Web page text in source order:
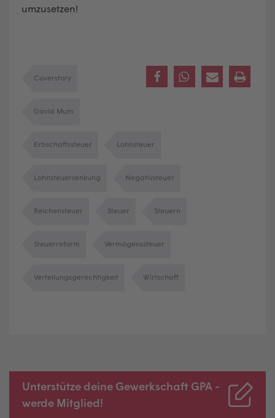
umzusetzen!
Coverstory
David Mum
Erbschaftssteuer Lohnsteuer
Lohnsteuersenkung Negativsteuer
Reichensteuer Steuer Steuern
Steuerreform Vermögenssteuer
Verteilungsgerechtigkeit Wirtschaft
Unterstütze deine Gewerkschaft GPA -
werde Mitglied!